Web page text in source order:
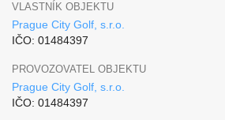
VLASTNÍK OBJEKTU
Prague City Golf, s.r.o.
IČO: 01484397
PROVOZOVATEL OBJEKTU
Prague City Golf, s.r.o.
IČO: 01484397